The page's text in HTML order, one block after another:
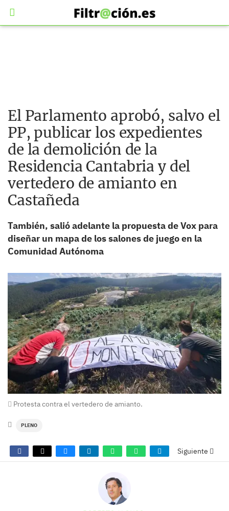
El Parlamento aprobó, salvo el
PP, publicar los expedientes
de la demolición de la
Residencia Cantabria y del
vertedero de amianto en
Castañeda
También, salió adelante la propuesta de Vox para
diseñar un mapa de los salones de juego en la
Comunidad Autónoma
Protesta contra el vertedero de amianto.
PLENO
Siguiente